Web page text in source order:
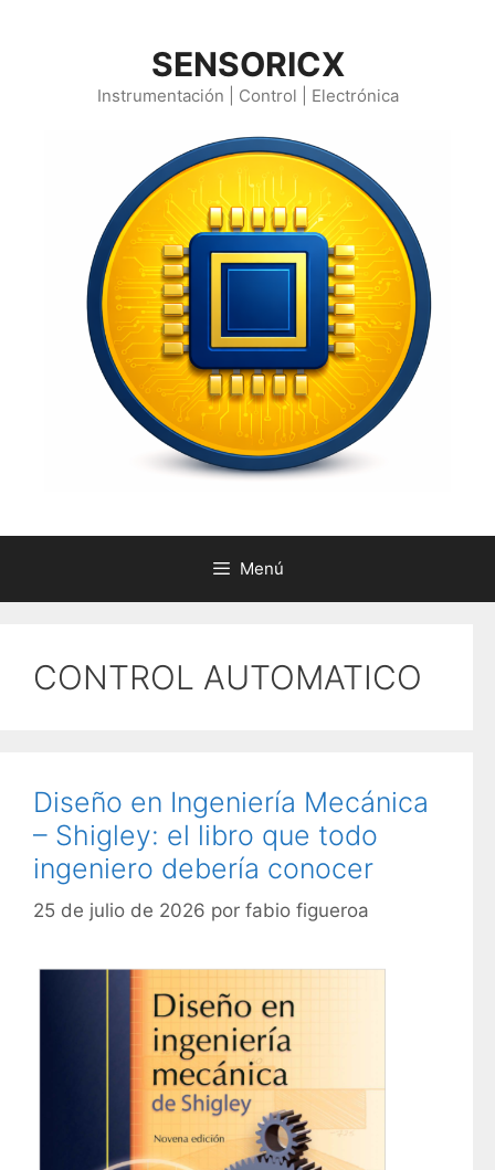
SENSORICX
Instrumentación | Control | Electrónica
Menú
CONTROL AUTOMATICO
Diseño en Ingeniería Mecánica
– Shigley: el libro que todo
ingeniero debería conocer
25 de julio de 2026 por fabio figueroa